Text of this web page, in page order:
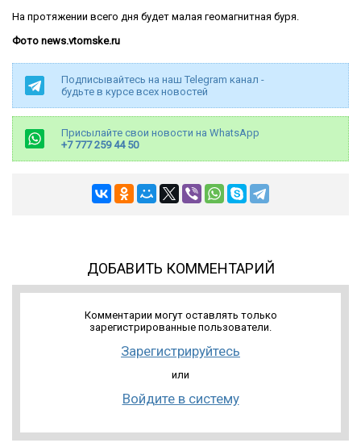
На протяжении всего дня будет малая геомагнитная буря.
Фото news.vtomske.ru
Подписывайтесь на наш Telegram канал -
будьте в курсе всех новостей
Присылайте свои новости на WhatsApp
+7 777 259 44 50
ДОБАВИТЬ КОММЕНТАРИЙ
Комментарии могут оставлять только
зарегистрированные пользователи.
Зарегистрируйтесь
или
Войдите в систему